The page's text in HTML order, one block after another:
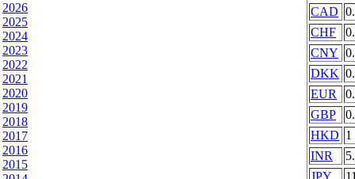
2026
2025
2024
2023
2022
2021
2020
2019
2018
2017
2016
2015
CAD
CHF
CNY
DKK
EUR
GBP
HKD 1
INR